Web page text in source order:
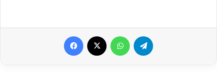
Facebook WhatsApp